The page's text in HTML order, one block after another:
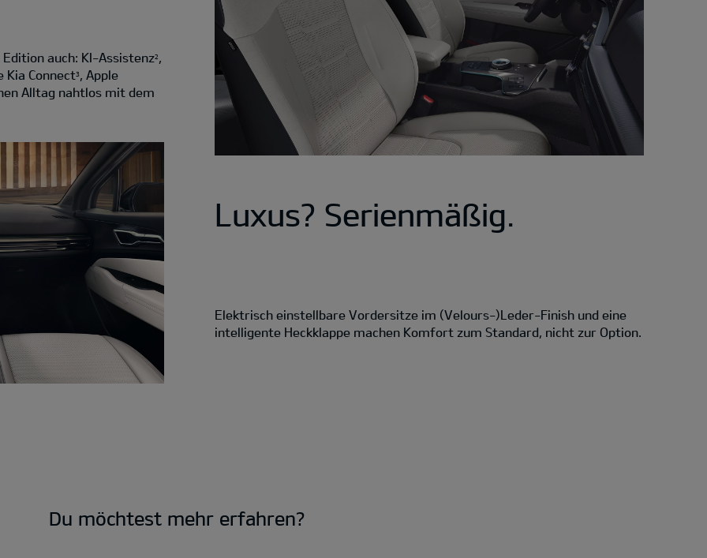
auch: KI-Assistenz2 ,
Connect3, Apple
Alltag nahtlos mit dem
Luxus? Serienmäßig.
Elektrisch einstellbare Vordersitze im (Velours-)Leder-Finish und eine
intelligente Heckklappe machen Komfort zum Standard, nicht zur Option.
Du möchtest mehr erfahren?